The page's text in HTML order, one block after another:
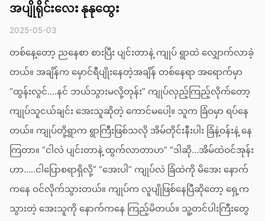
အပျိုရိုင်းလေး နုနုထွေး
2025-05-03
တစ်နေ့တော့ ညနေစာ စားပြီး ပျင်းတာနဲ့ ကျုပ် ရွာထဲ လျှောက်လာခဲ့
တယ်။ အချိန်က မှောင်ရီပျိုးနေတဲ့အချိန် တစ်နေရာ အရောက်မှာ
“ထွန်းလွင်….နင် ဘယ်သွားမလို့တုန်း” ကျုပ်လှည့်ကြည့်လိုက်တော့
ကျုပ်သူငယ်ချင်း အေးသူဆိုတဲ့ ကောင်မပေါ့။ သူက ခြံဝမှာ ရပ်နေ
တယ်။ ကျုပ်တို့ရွာက ရွာကြီးဖြစ်သလို အိမ်တိုင်းနီးပါး ခြံနဲ့ဝန်းနဲ့ နေ
ကြတာ။ “ငါလဲ ပျင်းတာနဲ့ ထွက်လာတာဟ” “ဒါဆို…အိမ်ထဲဝင်အုန်း
ဟာ…..ငါပြောစရာရှိလို့” “အေးပါ” ကျုပ်လဲ ခြံထဲကို မိအေး နောက်
ကနေ ဝင်လိုက်သွားတယ်။ ကျုပ်က လူပျိုဖြစ်နေပြီဆိုတော့ ရှေ့က
သွားတဲ့ အေးသူကို နောက်ကနေ ကြည့်မိတယ်။ သူ့တင်ပါးကြီးတွေ